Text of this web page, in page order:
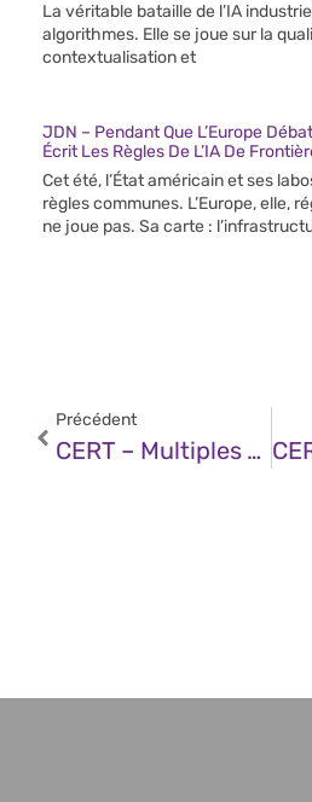
La véritable bataille de l’IA
algorithmes. Elle se joue sur la
contextualisation et
JDN – Pendant Que L’Europe
Écrit Les Règles De L’IA De
Cet été, l’État américain et ses
règles communes. L’Europe, elle,
ne joue pas. Sa carte :
Précédent
CERT – Multiples Vulnérabilités Dans Curl (28 Mai 2025)